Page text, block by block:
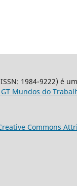
1984-9222) é
Mundos do
Commons